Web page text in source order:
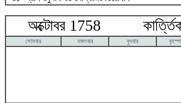
অক্টোবর 1758
সোমবার মঙ্গলবার বুধবার